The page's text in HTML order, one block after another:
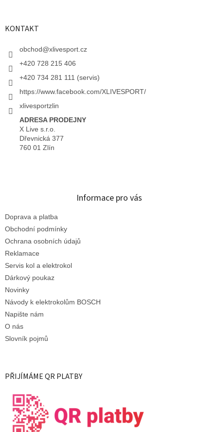
KONTAKT
obchod@xlivesport.cz
+420 728 215 406
+420 734 281 111 (servis)
https://www.facebook.com/XLIVESPORT/
xlivesportzlin
ADRESA PRODEJNY
X Live s.r.o.
Dřevnická 377
760 01 Zlín
Informace pro vás
Doprava a platba
Obchodní podmínky
Ochrana osobních údajů
Reklamace
Servis kol a elektrokol
Dárkový poukaz
Novinky
Návody k elektrokolům BOSCH
Napište nám
O nás
Slovník pojmů
PŘIJÍMÁME QR PLATBY